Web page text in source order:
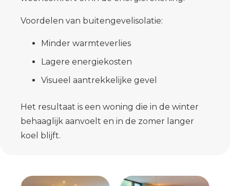
Voordelen van buitengevelisolatie:
Minder warmteverlies
Lagere energiekosten
Visueel aantrekkelijke gevel
Het resultaat is een woning die in de winter
behaaglijk aanvoelt en in de zomer langer
koel blijft.